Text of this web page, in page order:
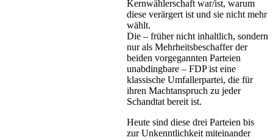
Kernwählerschaft war/ist, warum
diese verärgert ist und sie nicht mehr
wählt.
Die – früher nicht inhaltlich, sondern
nur als Mehrheitsbeschaffer der
beiden vorgegannten Parteien
unabdingbare – FDP ist eine
klassische Umfallerpartei, die für
ihren Machtanspruch zu jeder
Schandtat bereit ist.
Heute sind diese drei Parteien bis
zur Unkenntlichkeit miteinander